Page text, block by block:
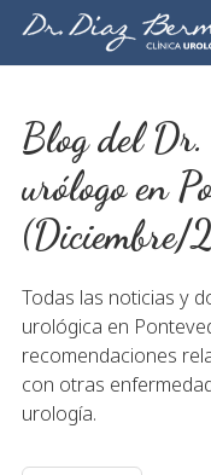
Blog del Dr.
urólogo en
Todas las noticias y
urológica en
recomendaciones
con otras
urología.